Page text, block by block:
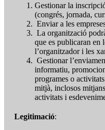
Gestionar la
(congrés, jornada,
Enviar a les
La organització
que es publicaran en
l’organitzador i les
Gestionar
informatiu,
programes o
mitjà, inclosos
activitats i
Legitimació: